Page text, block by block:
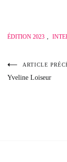
ÉDITION 2023 ,
ARTICLE
Yveline Loiseur